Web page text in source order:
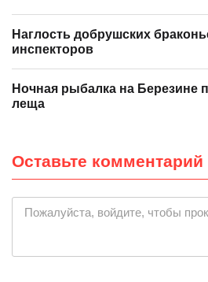
Наглость добрушских
инспекторов
Ночная рыбалка на Березине
леща
Оставьте комментарий
Пожалуйста, войдите, чтобы